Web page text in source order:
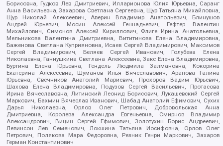
Борисовна, Гудков Лев Дмитриевич, Илларионова Юлия Юрьевна, Саранг
Анна Васильевна, Захарова Светлана Сергеевна, Щур Татьяна Михайловна,
Щур Николай Алексеевич, Аверин Владимир Анатольевич, Блинушов
Андрей Юрьевич, Мосин Алексей Геннадьевич, Гефтер Валентин
Михайлович, Симонов Алексей Кириллович, Флиге Ирина Анатольевна,
Мельникова Валентина Дмитриевна, Вититинова Елена Владимировна,
Баженова Светлана Куприяновна, Исаев Сергей Владимирович, Максимов
Сергей Владимирович, Беляев Сергей Иванович, Голубева Елена
Николаевна, Ганнушкина Светлана Алексеевна, Закс Елена Владимировна,
Буртина Елена Юрьевна, Гендель Людмила Залмановна, Кокорина
Екатерина Алексеевна, Шуманов Илья Вячеславович, Арапова Галина
Юрьевна, Свечников Анатолий Мариевич, Прохоров Вадим Юрьевич,
Шахова Елена Владимировна, Подузов Сергей Васильевич, Протасова
Ирина Вячеславовна, Литинский Леонид Борисович, Лукашевский Сергей
Маркович, Бахмин Вячеслав Иванович, Шабад Анатолий Ефимович, Сухих
Дарья Николаевна, Орлов Олег Петрович, Добровольская Анна
Дмитриевна, Королева Александра Евгеньевна, Смирнов Владимир
Александрович, Вицин Сергей Ефимович, Золотухин Борис Андреевич,
Левинсон Лев Семенович, Локшина Татьяна Иосифовна, Орлов Олег
Петрович, Полякова Мара Федоровна, Резник Генри Маркович, Захаров
Герман Константинович